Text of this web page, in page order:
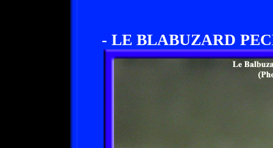
- LE BLABUZARD